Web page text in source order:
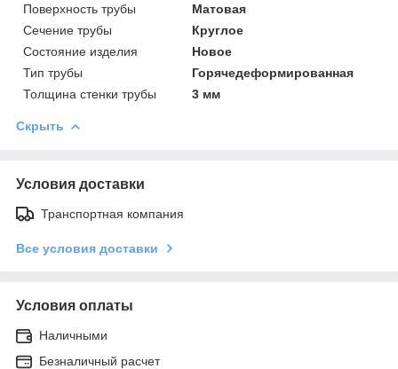
Поверхность трубы
Матовая
Сечение трубы
Круглое
Состояние изделия
Новое
Тип трубы
Горячедеформированная
Толщина стенки трубы
3 мм
Скрыть
Условия доставки
Транспортная компания
Все условия доставки
Условия оплаты
Наличными
Безналичный расчет